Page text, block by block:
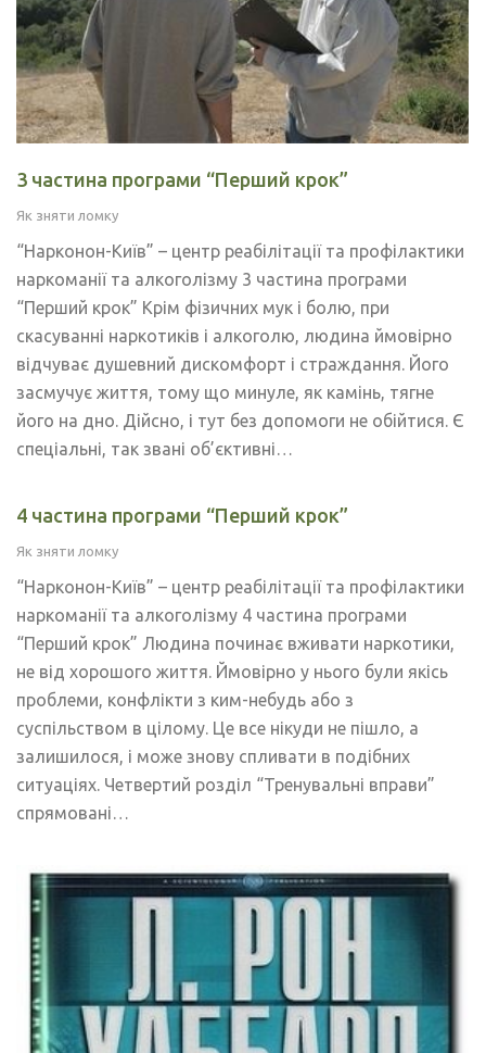
3 частина програми “Перший крок”
Як зняти ломку
“Нарконон-Київ” – центр реабілітації та профілактики
наркоманії та алкоголізму 3 частина програми
“Перший крок” Крім фізичних мук і болю, при
скасуванні наркотиків і алкоголю, людина ймовірно
відчуває душевний дискомфорт і страждання. Його
засмучує життя, тому що минуле, як камінь, тягне
його на дно. Дійсно, і тут без допомоги не обійтися. Є
спеціальні, так звані об’єктивні…
4 частина програми “Перший крок”
Як зняти ломку
“Нарконон-Київ” – центр реабілітації та профілактики
наркоманії та алкоголізму 4 частина програми
“Перший крок” Людина починає вживати наркотики,
не від хорошого життя. Ймовірно у нього були якісь
проблеми, конфлікти з ким-небудь або з
суспільством в цілому. Це все нікуди не пішло, а
залишилося, і може знову спливати в подібних
ситуаціях. Четвертий розділ “Тренувальні вправи”
спрямовані…